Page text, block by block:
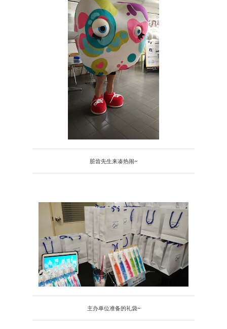
脏齿先生来凑热闹~
主办单位准备的礼袋~